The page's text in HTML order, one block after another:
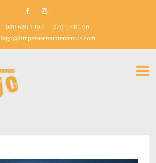
988 688 749 /
620 14 81 06
iago@limpezasemantementos.com